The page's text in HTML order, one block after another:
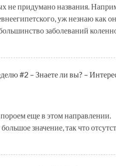
не придумано названия.
уж незнаю как
заболеваний
#2 – Знаете ли вы? –
еще в этом направлении.
значение, так что